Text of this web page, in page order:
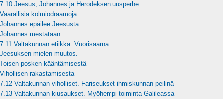
7.10 Jeesus, Johannes ja Herodeksen uusperhe
Vaarallisia kolmiodraamoja
Johannes epäilee Jeesusta
Johannes mestataan
7.11 Valtakunnan etiikka. Vuorisaarna
Jeesuksen mielen muutos.
Toisen posken kääntämisestä
Vihollisen rakastamisesta
7.12 Valtakunnan viholliset. Fariseukset ihmiskunnan peilinä
7.13 Valtakunnan kiusaukset. Myöhempi toiminta Galileassa